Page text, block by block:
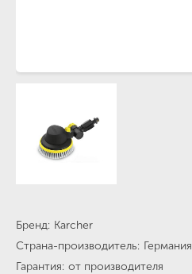
Бренд Karcher
Страна-производитель Германия
Гарантия от производителя